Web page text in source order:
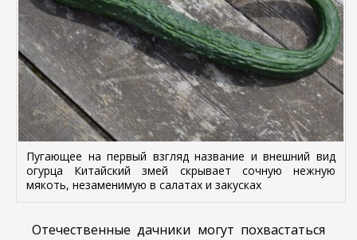
Пугающее на первый взгляд название и внешний вид
огурца Китайский змей скрывает сочную нежную
мякоть, незаменимую в салатах и закусках
Отечественные дачники могут похвастаться